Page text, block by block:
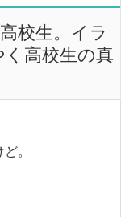
校生。イラ
高校生の真
。